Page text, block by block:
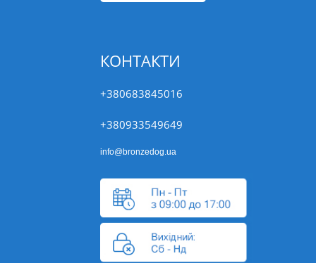
КОНТАКТИ
+380683845016
+380933549649
info@bronzedog.ua